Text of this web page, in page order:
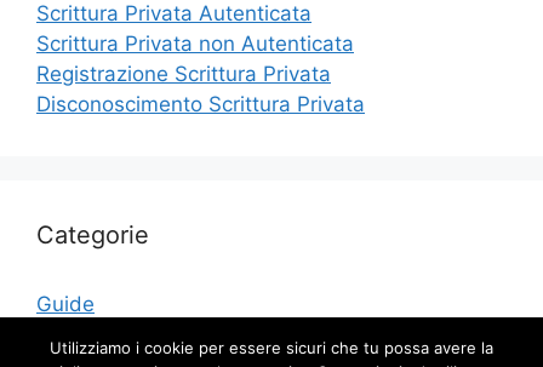
Scrittura Privata Autenticata
Scrittura Privata non Autenticata
Registrazione Scrittura Privata
Disconoscimento Scrittura Privata
Categorie
Guide
Modelli
Utilizziamo i cookie per essere sicuri che tu possa avere la